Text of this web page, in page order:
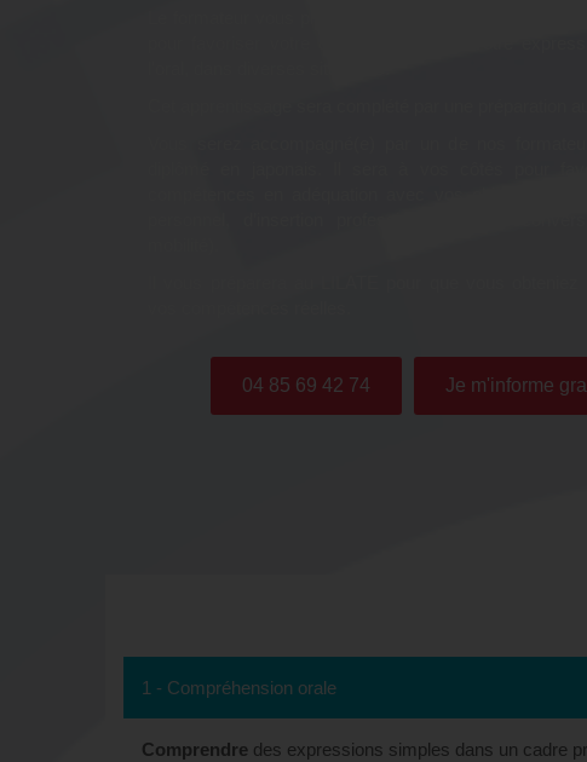
04 85 69 42 74 Je m'informe
1 - Compréhension orale
Comprendre des expressions simples dans un cadre